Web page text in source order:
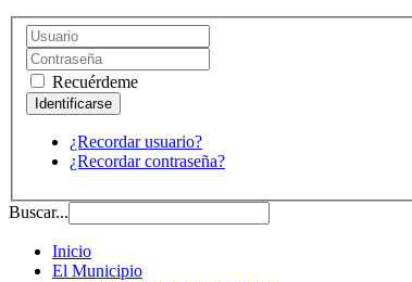
Recuérdeme
¿Recordar usuario?
¿Recordar contraseña?
Buscar...
Inicio
El Municipio